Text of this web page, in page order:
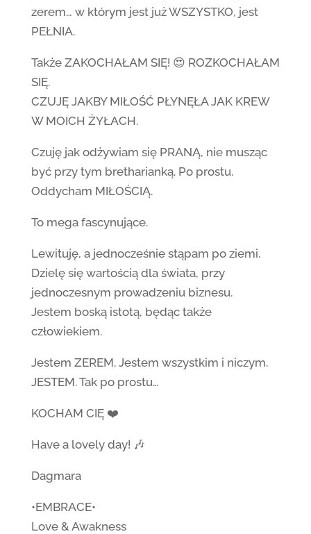
zerem… w którym jest już WSZYSTKO, jest
PEŁNIA.
Także ZAKOCHAŁAM SIĘ! 😍 ROZKOCHAŁAM
SIĘ.
CZUJĘ JAKBY MIŁOŚĆ PŁYNĘŁA JAK KREW
W MOICH ŻYŁACH.
Czuję jak odżywiam się PRANĄ, nie musząc
być przy tym bretharianką. Po prostu.
Oddycham MIŁOŚCIĄ.
To mega fascynujące.
Lewituję, a jednocześnie stąpam po ziemi.
Dzielę się wartością dla świata, przy
jednoczesnym prowadzeniu biznesu.
Jestem boską istotą, będąc także
człowiekiem.
Jestem ZEREM. Jestem wszystkim i niczym.
JESTEM. Tak po prostu…
KOCHAM CIĘ ❤️
Have a lovely day! 🎶
Dagmara
•EMBRACE•
Love & Awakness